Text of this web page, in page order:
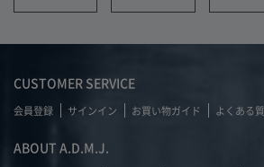
CUSTOMER SERVICE
会員登録 サインイン お買い物ガイド よくある
ABOUT A.D.M.J.